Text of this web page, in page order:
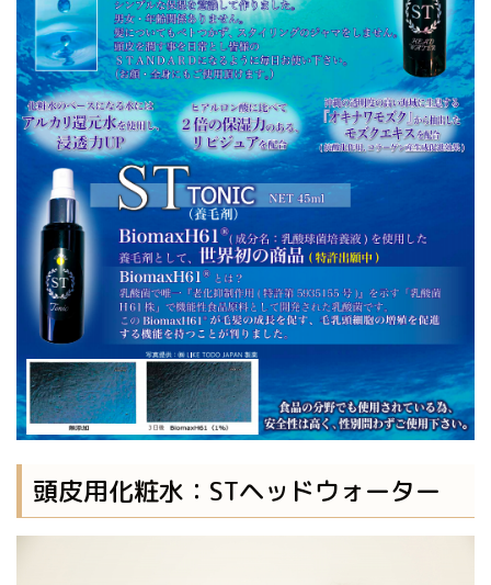
頭皮用化粧水：STヘッドウォーター